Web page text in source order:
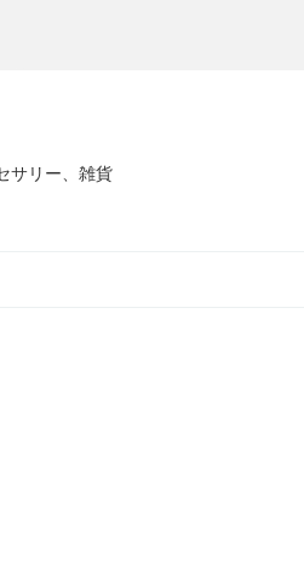
サリー、雑貨